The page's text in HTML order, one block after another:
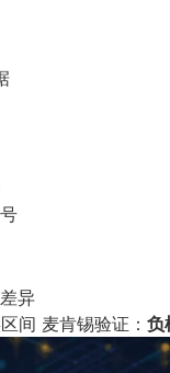
异
间 麦肯锡验证： 负